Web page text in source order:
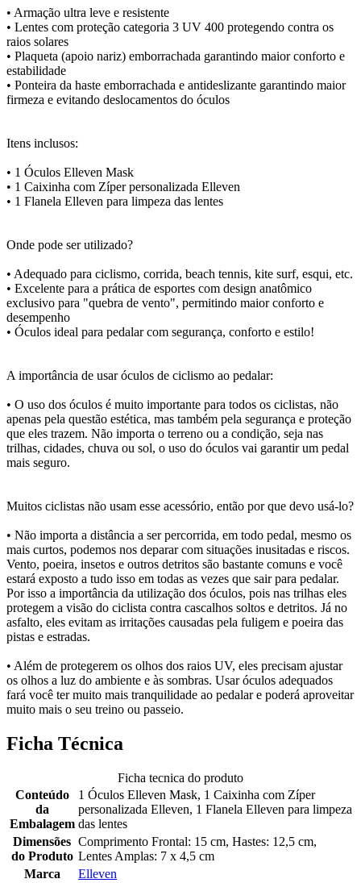
• Armação ultra leve e resistente
• Lentes com proteção categoria 3 UV 400 protegendo contra os
raios solares
• Plaqueta (apoio nariz) emborrachada garantindo maior conforto e
estabilidade
• Ponteira da haste emborrachada e antideslizante garantindo maior
firmeza e evitando deslocamentos do óculos
Itens inclusos:
• 1 Óculos Elleven Mask
• 1 Caixinha com Zíper personalizada Elleven
• 1 Flanela Elleven para limpeza das lentes
Onde pode ser utilizado?
• Adequado para ciclismo, corrida, beach tennis, kite surf, esqui, etc.
• Excelente para a prática de esportes com design anatômico
exclusivo para "quebra de vento", permitindo maior conforto e
desempenho
• Óculos ideal para pedalar com segurança, conforto e estilo!
A importância de usar óculos de ciclismo ao pedalar:
• O uso dos óculos é muito importante para todos os ciclistas, não
apenas pela questão estética, mas também pela segurança e proteção
que eles trazem. Não importa o terreno ou a condição, seja nas
trilhas, cidades, chuva ou sol, o uso do óculos vai garantir um pedal
mais seguro.
Muitos ciclistas não usam esse acessório, então por que devo usá-lo?
• Não importa a distância a ser percorrida, em todo pedal, mesmo os
mais curtos, podemos nos deparar com situações inusitadas e riscos.
Vento, poeira, insetos e outros detritos são bastante comuns e você
estará exposto a tudo isso em todas as vezes que sair para pedalar.
Por isso a importância da utilização dos óculos, pois nas trilhas eles
protegem a visão do ciclista contra cascalhos soltos e detritos. Já no
asfalto, eles evitam as irritações causadas pela fuligem e poeira das
pistas e estradas.
• Além de protegerem os olhos dos raios UV, eles precisam ajustar
os olhos a luz do ambiente e às sombras. Usar óculos adequados
fará você ter muito mais tranquilidade ao pedalar e poderá aproveitar
muito mais o seu treino ou passeio.
Ficha Técnica
Ficha tecnica do produto
Conteúdo
da
Embalagem
1 Óculos Elleven Mask, 1 Caixinha com Zíper
personalizada Elleven, 1 Flanela Elleven para limpeza
das lentes
Dimensões
do Produto
Comprimento Frontal: 15 cm, Hastes: 12,5 cm,
Lentes Amplas: 7 x 4,5 cm
Marca
Elleven